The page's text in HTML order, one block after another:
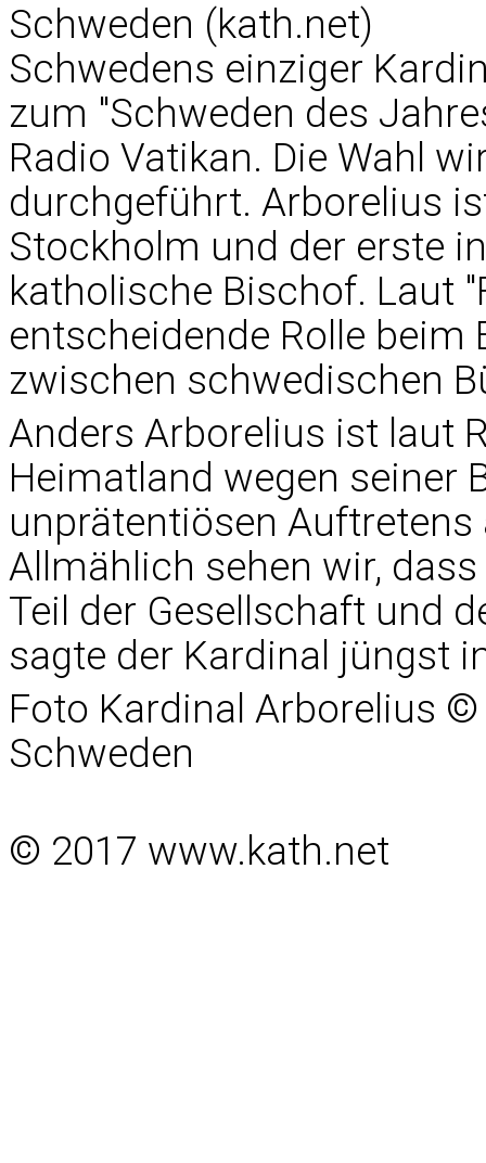
Schweden (kath.net)
Schwedens einziger
zum "Schweden des
Radio Vatikan. Die Wahl
durchgeführt. Arborelius
Stockholm und der erste
katholische Bischof. Laut
entscheidende Rolle beim
zwischen schwedischen
Anders Arborelius ist laut
Heimatland wegen seiner
unprätentiösen
Allmählich sehen wir,
Teil der Gesellschaft und
sagte der Kardinal jüngst
Foto Kardinal Arborelius
Schweden
© 2017 www.kath.net